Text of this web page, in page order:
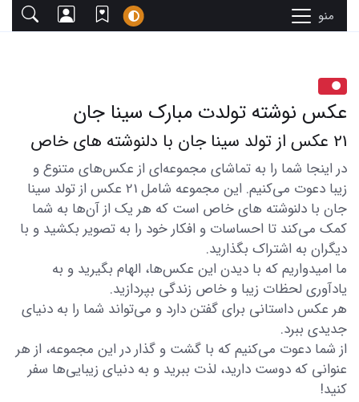
منو
عکس نوشته تولدت مبارک سینا جان
21 عکس از تولد سینا جان با دلنوشته های خاص
در اینجا شما را به تماشای مجموعه‌ای از عکس‌های متنوع و
زیبا دعوت می‌کنیم. این مجموعه شامل 21 عکس از تولد سینا
جان با دلنوشته های خاص است که هر یک از آن‌ها به شما
کمک می‌کند تا احساسات و افکار خود را به تصویر بکشید و با
دیگران به اشتراک بگذارید.
ما امیدواریم که با دیدن این عکس‌ها، الهام بگیرید و به
یادآوری لحظات زیبا و خاص زندگی بپردازید.
هر عکس داستانی برای گفتن دارد و می‌تواند شما را به دنیای
جدیدی ببرد.
از شما دعوت می‌کنیم که با گشت و گذار در این مجموعه، از هر
عنوانی که دوست دارید، لذت ببرید و به دنیای زیبایی‌ها سفر
کنید!